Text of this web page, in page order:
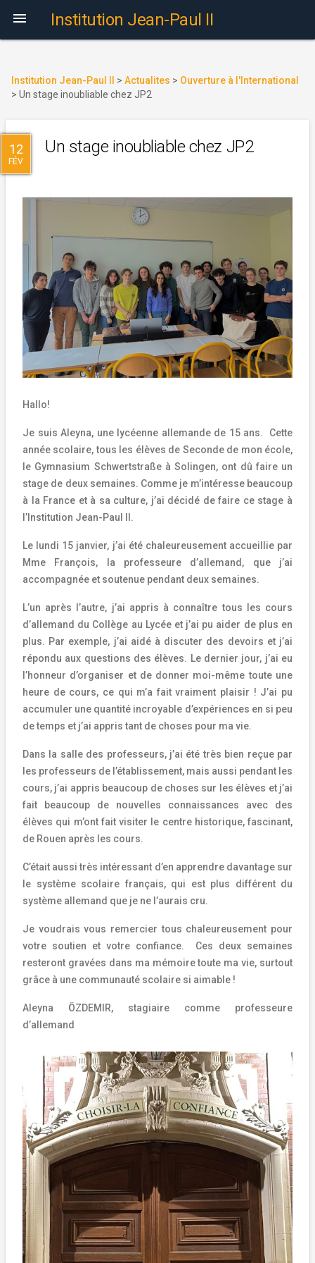
 Institution Jean-Paul II
Institution Jean-Paul II > Actualites > Ouverture à l'International
> Un stage inoubliable chez JP2
12
FÉV
Un stage inoubliable chez JP2
Hallo!
Je suis Aleyna, une lycéenne allemande de 15 ans. Cette
année scolaire, tous les élèves de Seconde de mon école,
le Gymnasium Schwertstraße à Solingen, ont dû faire un
stage de deux semaines. Comme je m’intéresse beaucoup
à la France et à sa culture, j’ai décidé de faire ce stage à
l’Institution Jean-Paul II.
Le lundi 15 janvier, j’ai été chaleureusement accueillie par
Mme François, la professeure d’allemand, que j’ai
accompagnée et soutenue pendant deux semaines.
L’un après l’autre, j’ai appris à connaître tous les cours
d’allemand du Collège au Lycée et j’ai pu aider de plus en
plus. Par exemple, j’ai aidé à discuter des devoirs et j’ai
répondu aux questions des élèves. Le dernier jour, j’ai eu
l’honneur d’organiser et de donner moi-même toute une
heure de cours, ce qui m’a fait vraiment plaisir ! J’ai pu
accumuler une quantité incroyable d’expériences en si peu
de temps et j’ai appris tant de choses pour ma vie.
Dans la salle des professeurs, j’ai été très bien reçue par
les professeurs de l’établissement, mais aussi pendant les
cours, j’ai appris beaucoup de choses sur les élèves et j’ai
fait beaucoup de nouvelles connaissances avec des
élèves qui m’ont fait visiter le centre historique, fascinant,
de Rouen après les cours.
C’était aussi très intéressant d’en apprendre davantage sur
le système scolaire français, qui est plus différent du
système allemand que je ne l’aurais cru.
Je voudrais vous remercier tous chaleureusement pour
votre soutien et votre confiance. Ces deux semaines
resteront gravées dans ma mémoire toute ma vie, surtout
grâce à une communauté scolaire si aimable !
Aleyna ÖZDEMIR, stagiaire comme professeure
d’allemand